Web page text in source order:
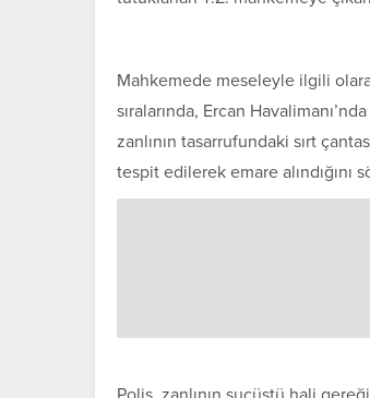
Mahkemede meseleyle ilgili
sıralarında, Ercan
zanlının tasarrufundaki sırt
tespit edilerek emare alındığını